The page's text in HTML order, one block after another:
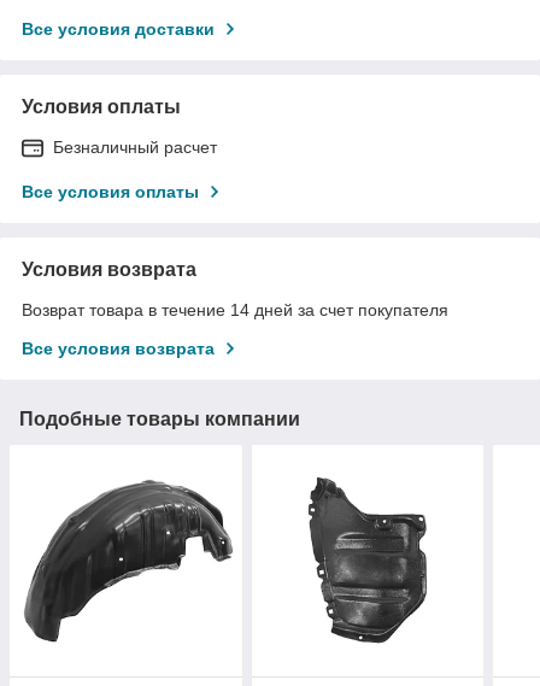
Все условия доставки
Условия оплаты
Безналичный расчет
Все условия оплаты
Условия возврата
Возврат товара в течение 14 дней за счет покупателя
Все условия возврата
Подобные товары компании